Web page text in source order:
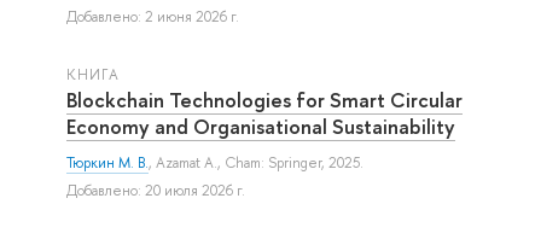
Добавлено: 2 июня 2026 г.
КНИГА
Blockchain Technologies for Smart Circular
Economy and Organisational Sustainability
Тюркин М. В., Azamat A., Cham: Springer, 2025.
Добавлено: 20 июля 2026 г.